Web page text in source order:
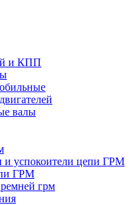
и КПП
валы
и успокоители цепи ГРМ
ГРМ
грм